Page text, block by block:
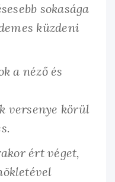
sokasága
küzdeni
a néző és
versenye körül
ért véget,